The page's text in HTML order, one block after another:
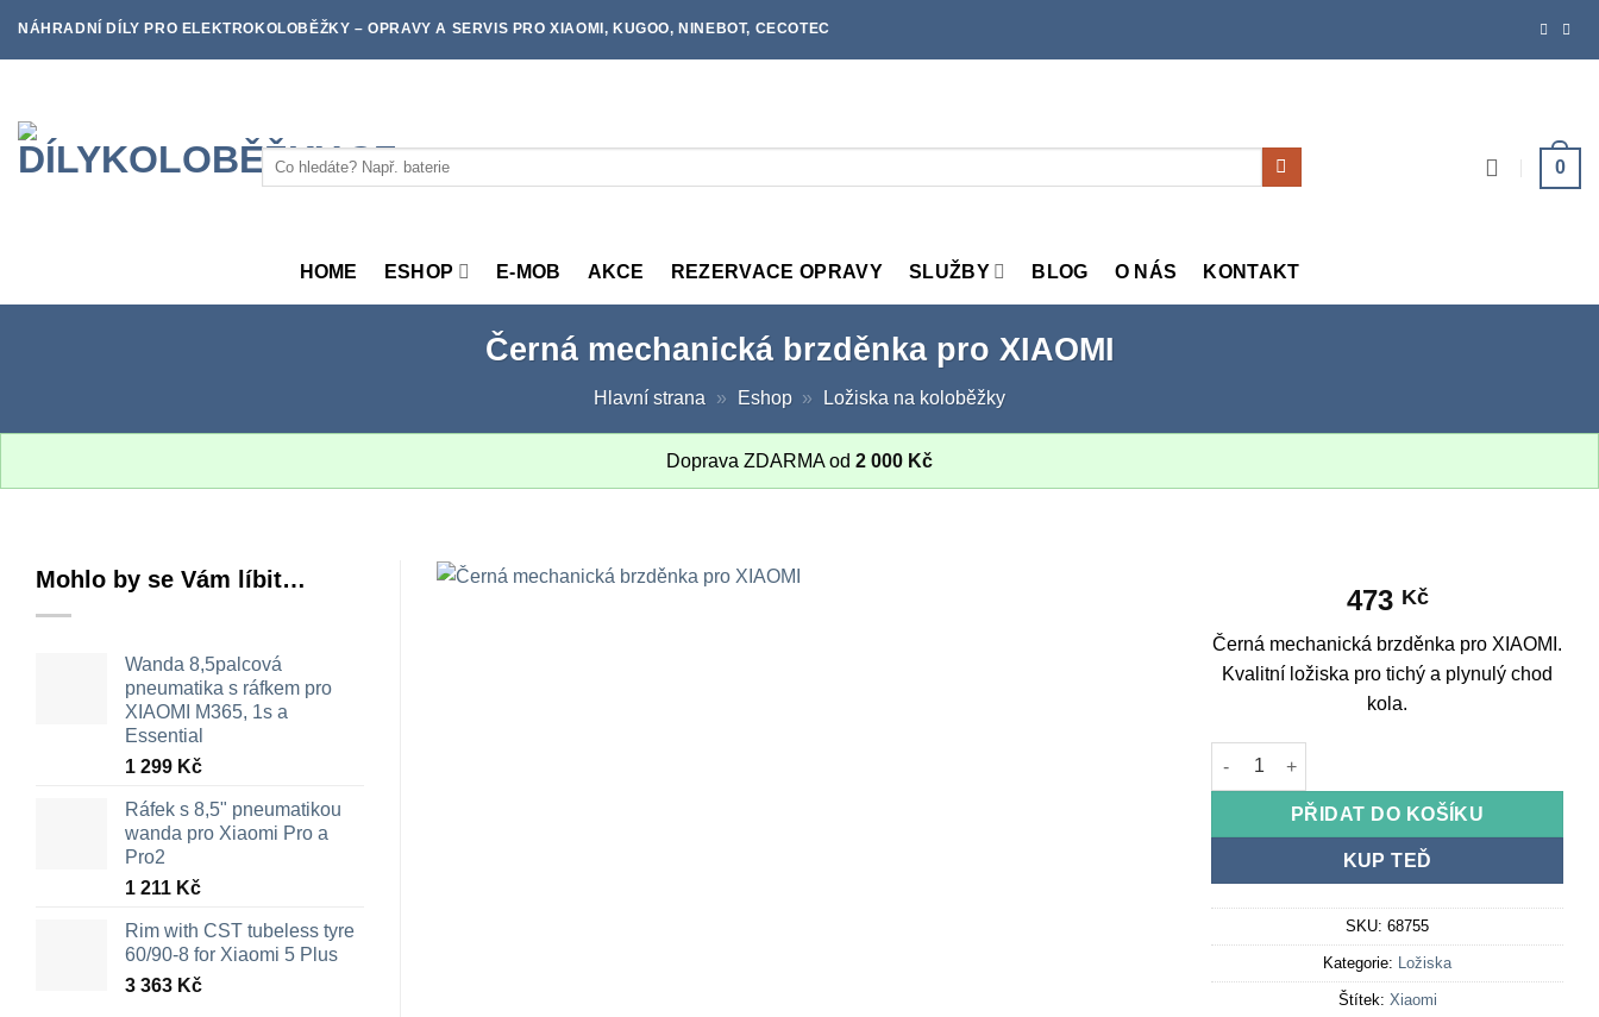
NÁHRADNÍ DÍLY PRO ELEKTROKOLOBĚŽKY – OPRAVY A SERVIS PRO XIAOMI, KUGOO, NINEBOT, CECOTEC
Hledat: 0
HOME ESHOP E-MOB AKCE REZERVACE OPRAVY SLUŽBY BLOG O NÁS KONTAKT
Černá mechanická brzděnka pro XIAOMI
Hlavní strana » Eshop » Ložiska na koloběžky
Doprava ZDARMA od 2 000 Kč
Mohlo by se Vám líbit…
Wanda 8,5palcová
pneumatika s ráfkem pro
XIAOMI M365, 1s a
Essential
1 299 Kč
Ráfek s 8,5" pneumatikou
wanda pro Xiaomi Pro a
Pro2
1 211 Kč
Rim with CST tubeless tyre
60/90-8 for Xiaomi 5 Plus
3 363 Kč
473 Kč
Černá mechanická brzděnka pro XIAOMI.
Kvalitní ložiska pro tichý a plynulý chod
kola.
Černá mechanická brzděnka pro XIAOMI
PŘIDAT DO KOŠÍKU
KUP TEĎ
SKU:68755
Kategorie: Ložiska
Štítek: Xiaomi